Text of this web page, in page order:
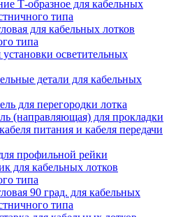
Т-образное для кабельных
типа
для кабельных лотков
типа
осветительных
детали для кабельных
для перегородки лотка
(направляющая) для прокладки
питания и кабеля передачи
профильной рейки
для кабельных лотков
типа
90 град. для кабельных
типа